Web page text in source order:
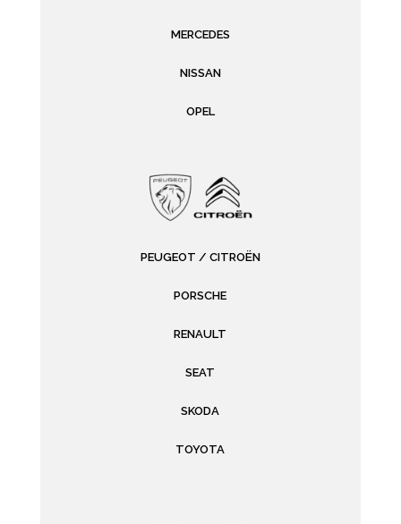
MERCEDES
NISSAN
OPEL
PEUGEOT / CITROËN
PORSCHE
RENAULT
SEAT
SKODA
TOYOTA